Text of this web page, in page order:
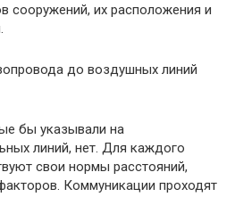
сооружений, их расположения и
до воздушных линий
бы указывали на
линий, нет. Для каждого
свои нормы расстояний,
Коммуникации проходят